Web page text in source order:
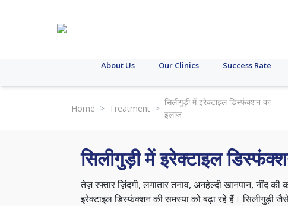
About Us Our Clinics Success Rate
Home > Treatment >
सिलीगुड़ी में इरेक्टाइल डिस्फंक्शन का
इलाज
सिलीगुड़ी में इरेक्टाइल
तेज़ रफ्तार ज़िंदगी, लगातार तनाव, अनहेल्दी खानपान, नींद
इरेक्टाइल डिस्फंक्शन की समस्या को बढ़ा रहे हैं। सिलीगुड़ी